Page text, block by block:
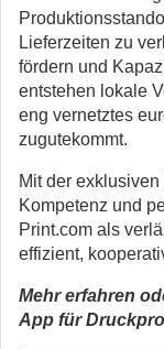
Lieferzeiten zu
fördern und
entstehen lokale
eng vernetztes
zugutekommt.
Mit der
Kompetenz und
Print.com als
effizient,
Mehr erfahren
App für